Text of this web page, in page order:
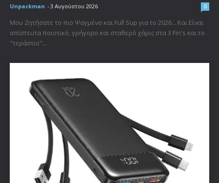
Unpackman - 3 Αυγούστου 2026 0
Μου Ζητήσατε το πιο Ψαγμένο και Full Sup για το 2026... Και Είναι
απίστευτα ποιοτικό, γρήγορο και σταθερό χάρις στα 3 Fin's και το
"τεράστιο"...